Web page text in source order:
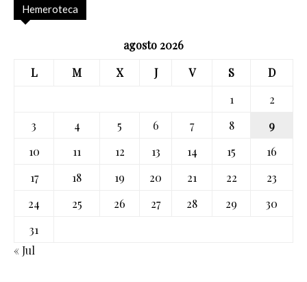
Hemeroteca
agosto 2026
L
M X J V S
D
1
2
3
4 5 6 7 8
9
10
11 12 13 14 15
16
17
18 19 20 21 22
23
24
25 26 27 28 29
30
31
« Jul